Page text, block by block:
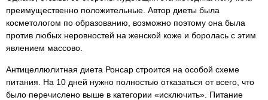
преимущественно положительные. Автор диеты была
косметологом по образованию, возможно поэтому она была
против любых неровностей на женской коже и боролась с этим
явлением массово.
Антицеллюлитная диета Ронсар строится на особой схеме
питания. На 10 дней нужно полностью отказаться от всего, что
было перечислено выше в категории «исключить». Питание